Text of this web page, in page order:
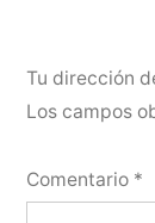
Tu dirección
Los campos
Comentario *